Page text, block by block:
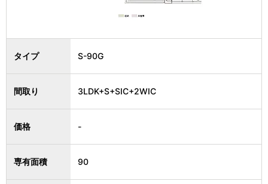
タイプ S-90G
間取り 3LDK+S+SIC+2WIC
価格 -
専有面積 90